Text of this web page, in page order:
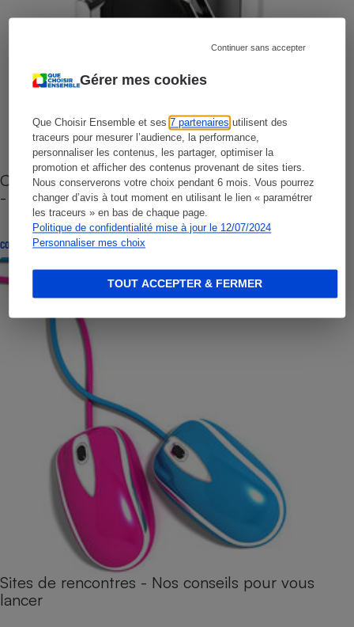
Gérer mes cookies
Que Choisir Ensemble et ses7 partenaires utilisent des
traceurs pour mesurer l’audience, la performance,
personnaliser les contenus, les partager, optimiser la
promotion et afficher des contenus provenant de sites tiers.
Nous conserverons votre choix pendant 6 mois. Vous pourrez
changer d’avis à tout moment en utilisant le lien « paramétrer
les traceurs » en bas de chaque page.
Politique de confidentialité mise à jour le 12/07/2024
Personnaliser mes choix
Continuer sans accepter
TOUT ACCEPTER & FERMER
Cafetière à capsules zéro déchet CoffeeB (vidéo)
- Premières impressions
CONSEILS
Sites de rencontres - Nos conseils pour vous
lancer